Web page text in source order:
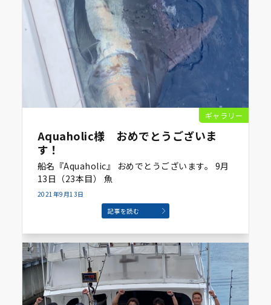
ギャラリー
Aquaholic様 おめでとうございま
す！
船名『Aquaholic』 おめでとうございます。 9月
13日（23本目） 魚
2021年9月13日
記事を読む